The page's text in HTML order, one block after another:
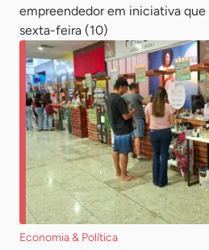
empreendedor em iniciativa
sexta-feira (10)
Economia & Política